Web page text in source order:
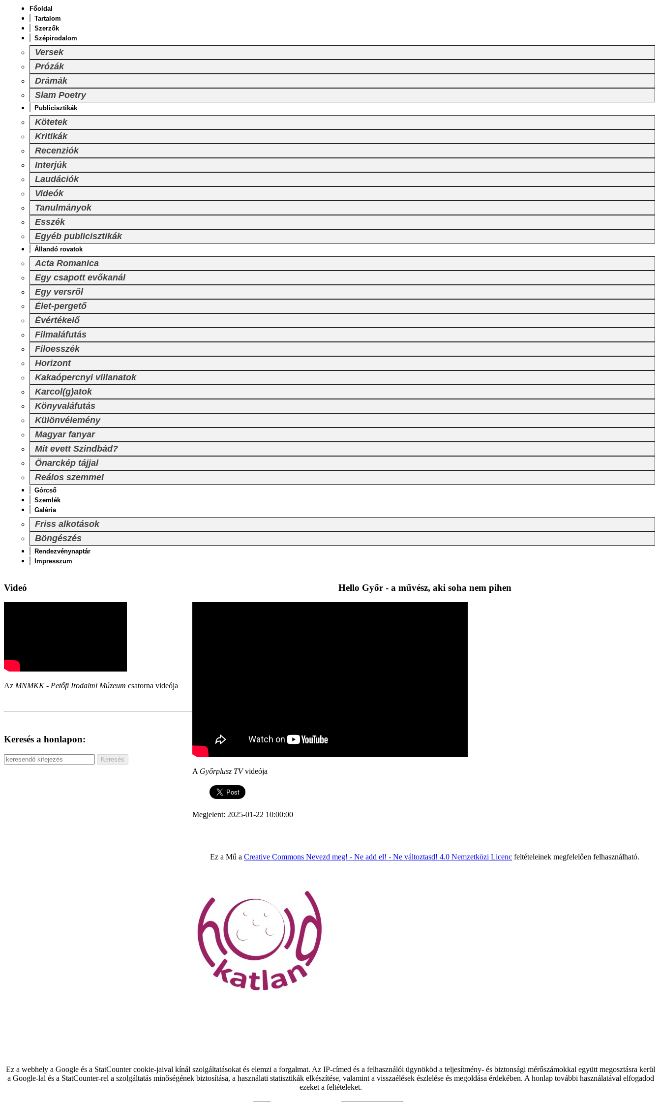
Főoldal
Tartalom
Szerzők
Szépirodalom
Versek
Prózák
Drámák
Slam Poetry
Publicisztikák
Kötetek
Kritikák
Recenziók
Interjúk
Laudációk
Videók
Tanulmányok
Esszék
Egyéb publicisztikák
Állandó rovatok
Acta Romanica
Egy csapott evőkanál
Egy versről
Élet-pergető
Évértékelő
Filmaláfutás
Filoesszék
Horizont
Kakaópercnyi villanatok
Karcol(g)atok
Könyvaláfutás
Különvélemény
Magyar fanyar
Mit evett Szindbád?
Önarckép tájjal
Reálos szemmel
Górcső
Szemlék
Galéria
Friss alkotások
Böngészés
Rendezvénynaptár
Impresszum
Videó
Az MNMKK - Petőfi Irodalmi Múzeum csatorna videója
Keresés a honlapon:
Hello Győr - a művész, aki soha nem pihen
A Győrplusz TVvideója
Megjelent: 2025-01-22 10:00:00
Ez a Mű a Creative Commons Nevezd meg! - Ne add el! - Ne változtasd! 4.0 Nemzetközi Licenc feltételeinek megfelelően felhasználható.
Ez a webhely a Google és a StatCounter cookie-jaival kínál szolgáltatásokat és elemzi a forgalmat. Az IP-címed és a felhasználói ügynököd a teljesítmény- és biztonsági mérőszámokkal együtt megosztásra kerül
a Google-lal és a StatCounter-rel a szolgáltatás minőségének biztosítása, a használati statisztikák elkészítése, valamint a visszaélések észlelése és megoldása érdekében. A honlap további használatával elfogadod
ezeket a feltételeket.